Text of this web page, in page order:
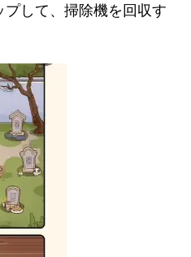
して、掃除機を回収す